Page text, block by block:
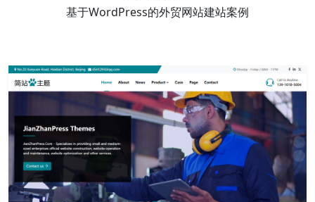
基于WordPress的外贸网站建站案例